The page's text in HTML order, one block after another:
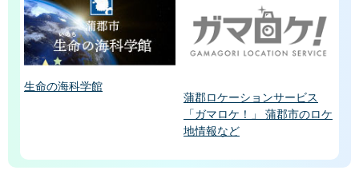
生命の海科学館
蒲郡ロケーションサービス
「ガマロケ！」 蒲郡市のロケ
地情報など